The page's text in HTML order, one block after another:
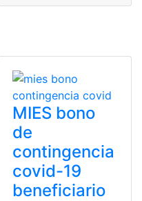
MIES bono
de
contingencia
covid-19
beneficiario